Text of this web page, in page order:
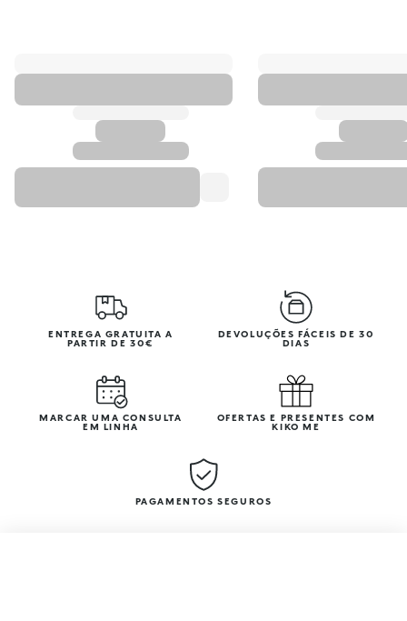
ENTREGA GRATUITA A
PARTIR DE 30€
DEVOLUÇÕES FÁCEIS DE 30
DIAS
MARCAR UMA CONSULTA
EM LINHA
OFERTAS E PRESENTES COM
KIKO ME
PAGAMENTOS SEGUROS